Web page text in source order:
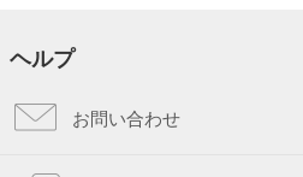
ヘルプ
お問い合わせ